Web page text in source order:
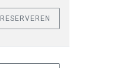
RESERVEREN